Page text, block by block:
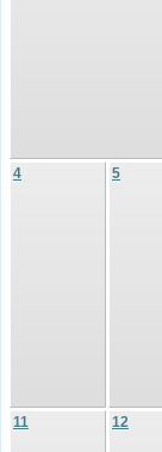
4 5
11 12